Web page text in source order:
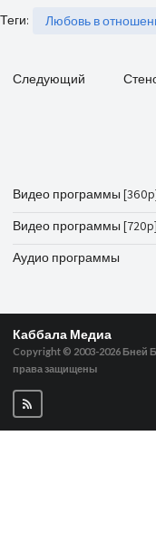
Теги: Любовь в
Следующий
Видео программы
Видео программы [720p]
Аудио программы
Каббала Медиа
Copyright © 2003-2026 Бней
права защищены